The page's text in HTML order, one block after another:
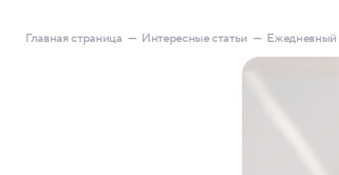
Главная страница — Интересные статьи — Ежедневный